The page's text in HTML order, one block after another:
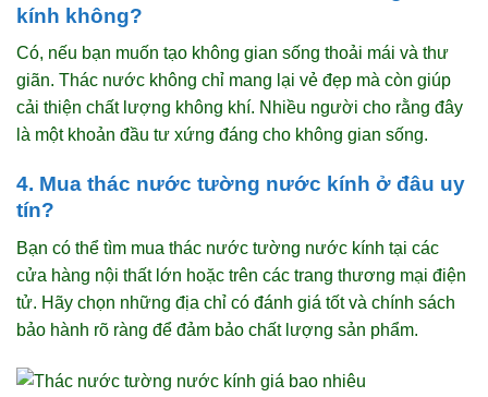
kính không?
Có, nếu bạn muốn tạo không gian sống thoải mái và thư
giãn. Thác nước không chỉ mang lại vẻ đẹp mà còn giúp
cải thiện chất lượng không khí. Nhiều người cho rằng đây
là một khoản đầu tư xứng đáng cho không gian sống.
4. Mua thác nước tường nước kính ở đâu uy
tín?
Bạn có thể tìm mua thác nước tường nước kính tại các
cửa hàng nội thất lớn hoặc trên các trang thương mại điện
tử. Hãy chọn những địa chỉ có đánh giá tốt và chính sách
bảo hành rõ ràng để đảm bảo chất lượng sản phẩm.